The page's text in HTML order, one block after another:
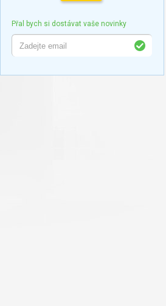
Přal bych si dostávat vaše novinky